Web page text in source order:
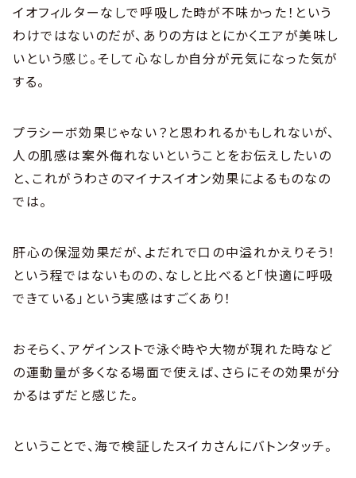
イオフィルターなしで呼吸した時が不味かった！という
わけではないのだが、ありの方はとにかくエアが美味し
いという感じ。そして心なしか自分が元気になった気が
する。
プラシーボ効果じゃない？と思われるかもしれないが、
人の肌感は案外侮れないということをお伝えしたいの
と、これがうわさのマイナスイオン効果によるものなの
では。
肝心の保湿効果だが、よだれで口の中溢れかえりそう！
という程ではないものの、なしと比べると「快適に呼吸
できている」という実感はすごくあり！
おそらく、アゲインストで泳ぐ時や大物が現れた時など
の運動量が多くなる場面で使えば、さらにその効果が分
かるはずだと感じた。
ということで、海で検証したスイカさんにバトンタッチ。